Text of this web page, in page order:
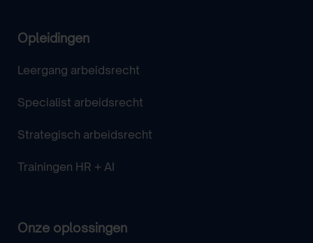
Opleidingen
Leergang arbeidsrecht
Specialist arbeidsrecht
Strategisch arbeidsrecht
Trainingen HR + AI
Onze oplossingen